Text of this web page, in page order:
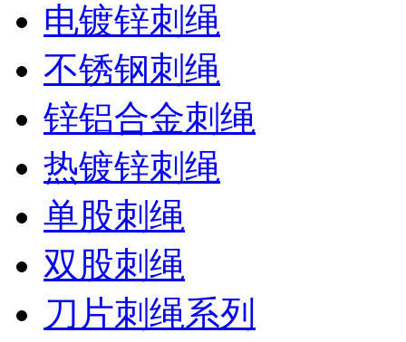
电镀锌刺绳
不锈钢刺绳
锌铝合金刺绳
热镀锌刺绳
单股刺绳
双股刺绳
刀片刺绳系列